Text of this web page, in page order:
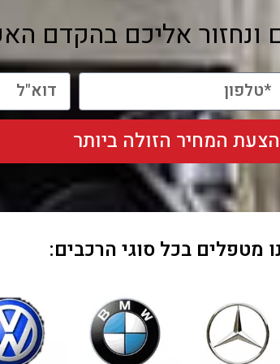
ונחזור אליכם בהקדם
המחיר הזולה ביותר
מטפלים בכל סוגי הרכבים: